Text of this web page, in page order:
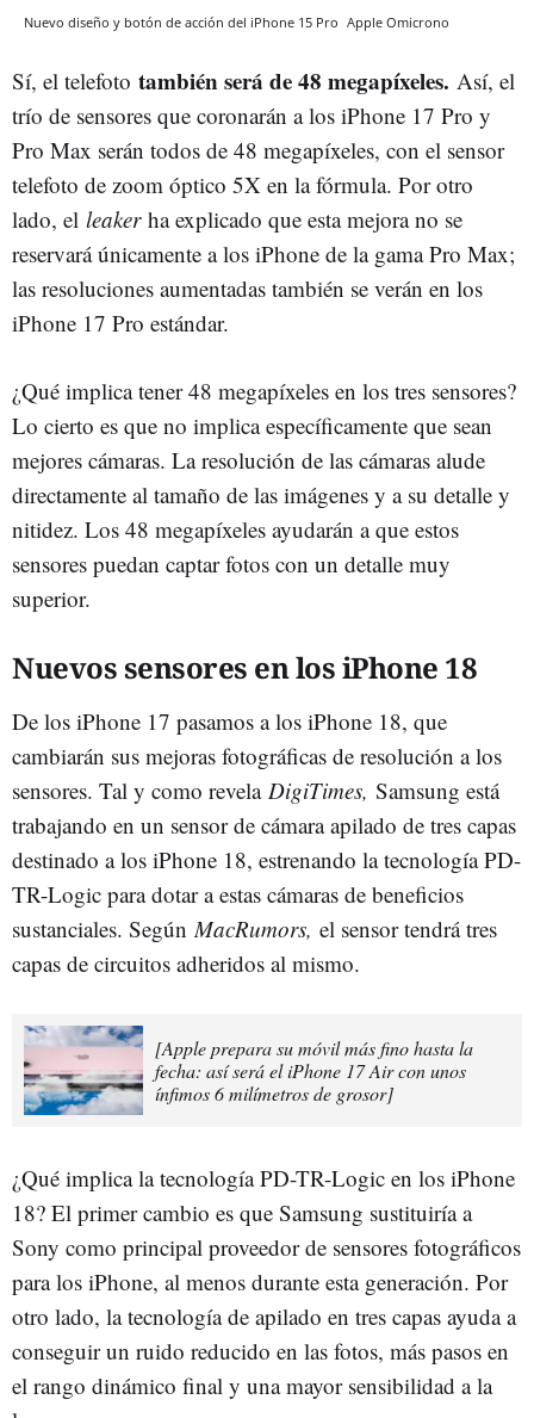
Nuevo diseño y botón de acción del iPhone 15 Pro Apple Omicrono
Sí, el telefoto también será de 48 megapíxeles. Así, el
trío de sensores que coronarán a los iPhone 17 Pro y
Pro Max serán todos de 48 megapíxeles, con el sensor
telefoto de zoom óptico 5X en la fórmula. Por otro
lado, el leaker ha explicado que esta mejora no se
reservará únicamente a los iPhone de la gama Pro Max;
las resoluciones aumentadas también se verán en los
iPhone 17 Pro estándar.
¿Qué implica tener 48 megapíxeles en los tres sensores?
Lo cierto es que no implica específicamente que sean
mejores cámaras. La resolución de las cámaras alude
directamente al tamaño de las imágenes y a su detalle y
nitidez. Los 48 megapíxeles ayudarán a que estos
sensores puedan captar fotos con un detalle muy
superior.
Nuevos sensores en los iPhone 18
De los iPhone 17 pasamos a los iPhone 18, que
cambiarán sus mejoras fotográficas de resolución a los
sensores. Tal y como revela DigiTimes, Samsung está
trabajando en un sensor de cámara apilado de tres capas
destinado a los iPhone 18, estrenando la tecnología PD-
TR-Logic para dotar a estas cámaras de beneficios
sustanciales. Según MacRumors, el sensor tendrá tres
capas de circuitos adheridos al mismo.
[Apple prepara su móvil más fino hasta la
fecha: así será el iPhone 17 Air con unos
ínfimos 6 milímetros de grosor]
¿Qué implica la tecnología PD-TR-Logic en los iPhone
18? El primer cambio es que Samsung sustituiría a
Sony como principal proveedor de sensores fotográficos
para los iPhone, al menos durante esta generación. Por
otro lado, la tecnología de apilado en tres capas ayuda a
conseguir un ruido reducido en las fotos, más pasos en
el rango dinámico final y una mayor sensibilidad a la